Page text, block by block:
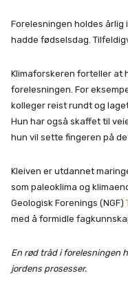
Forelesningen holdes årlig
hadde fødselsdag.
Klimaforskeren forteller at
forelesningen. For
kolleger reist rundt og
Hun har også skaffet til
hun vil sette fingeren på
Kleiven er utdannet
som paleoklima og
Geologisk Forenings (NGF)
med å formidle
En rød tråd i forelesningen
jordens prosesser.